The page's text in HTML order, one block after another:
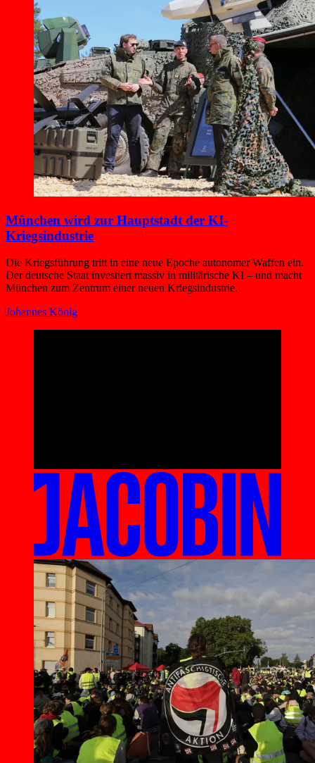
München wird zur Hauptstadt der KI-
Kriegsindustrie
Die Kriegsführung tritt in eine neue Epoche autonomer Waffen ein.
Der deutsche Staat investiert massiv in militärische KI – und macht
München zum Zentrum einer neuen Kriegsindustrie.
Johannes König